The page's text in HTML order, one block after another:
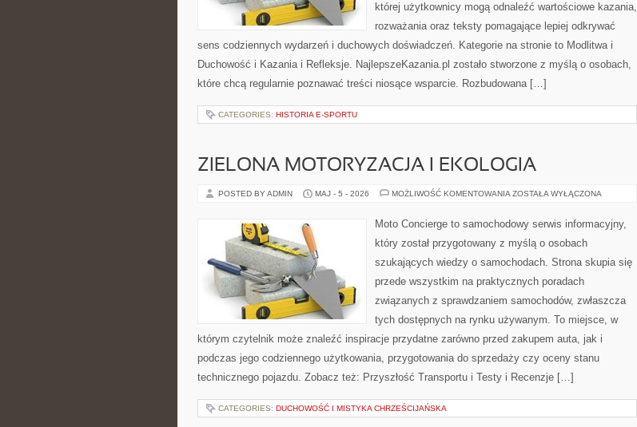
której użytkownicy mogą odnaleźć wartościowe kazania,
rozważania oraz teksty pomagające lepiej odkrywać
sens codziennych wydarzeń i duchowych doświadczeń. Kategorie na stronie to Modlitwa i
Duchowość i Kazania i Refleksje. NajlepszeKazania.pl zostało stworzone z myślą o osobach,
które chcą regularnie poznawać treści niosące wsparcie. Rozbudowana […]
CATEGORIES: HISTORIA E-SPORTU
ZIELONA MOTORYZACJA I EKOLOGIA
POSTED BY ADMIN MAJ - 5 - 2026 MOŻLIWOŚĆ KOMENTOWANIA ZIELONA
ZOSTAŁA WYŁĄCZONA
Moto Concierge to samochodowy serwis informacyjny,
który został przygotowany z myślą o osobach
szukających wiedzy o samochodach. Strona skupia się
przede wszystkim na praktycznych poradach
związanych z sprawdzaniem samochodów, zwłaszcza
tych dostępnych na rynku używanym. To miejsce, w
którym czytelnik może znaleźć inspiracje przydatne zarówno przed zakupem auta, jak i
podczas jego codziennego użytkowania, przygotowania do sprzedaży czy oceny stanu
technicznego pojazdu. Zobacz też: Przyszłość Transportu i Testy i Recenzje […]
CATEGORIES: DUCHOWOŚĆ I MISTYKA CHRZEŚCIJAŃSKA